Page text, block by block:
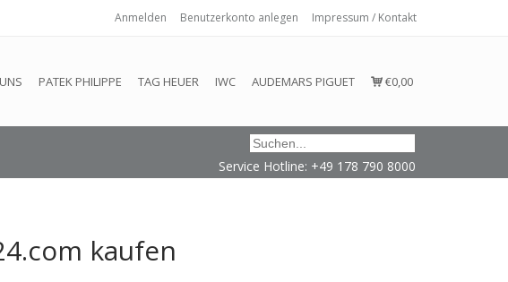
Anmelden Benutzerkonto anlegen Impressum / Kontakt
PATEK PHILIPPE TAG HEUER IWC AUDEMARS PIGUET €0,00
Service Hotline: +49 178 790 8000
kaufen
Bestellungen eingehalten oder erfüllt werden.